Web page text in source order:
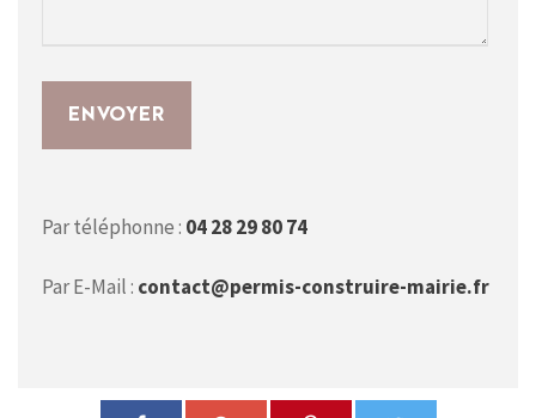
Par téléphonne : 04 28 29 80 74
Par E-Mail : contact@permis-construire-mairie.fr